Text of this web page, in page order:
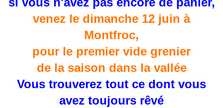
venez le dimanche 12 juin à
Montfroc,
pour le premier vide grenier
de la saison dans la vallée
Vous trouverez tout ce dont vous
avez toujours rêvé